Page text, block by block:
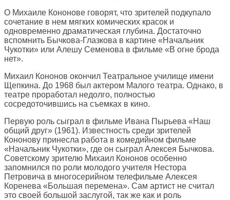
О Михаиле Кононове говорят, что зрителей подкупало
сочетание в нем мягких комических красок и
одновременно драматическая глубина. Достаточно
вспомнить Бычкова-Глазкова в картине «Начальник
Чукотки» или Алешу Семенова в фильме «В огне брода
нет».
Михаил Кононов окончил Театральное училище имени
Щепкина. До 1968 был актером Малого театра. Однако, в
театре проработал недолго, полностью
сосредоточившись на съемках в кино.
Первую роль сыграл в фильме Ивана Пырьева «Наш
общий друг» (1961). Известность среди зрителей
Кононову принесла работа в комедийном фильме
«Начальник Чукотки», где он сыграл Алексея Бычкова.
Советскому зрителю Михаил Кононов особенно
запомнился по роли молодого учителя Нестора
Петровича в многосерийном телефильме Алексея
Коренева «Большая перемена». Сам артист не считал
это своей большой заслугой, так же как и роль